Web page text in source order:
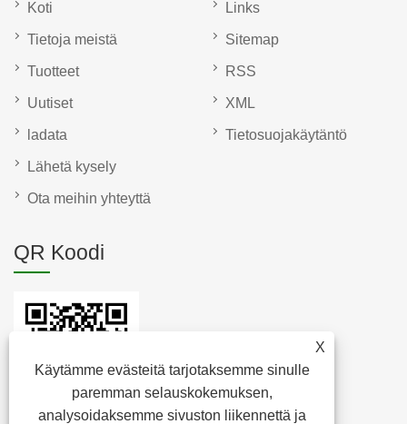
X
Käytämme evästeitä tarjotaksemme sinulle
paremman selauskokemuksen,
analysoidaksemme sivuston liikennettä ja
Koti
Tietoja meistä
Tuotteet
Uutiset
ladata
Lähetä kysely
Ota meihin yhteyttä
Links
Sitemap
RSS
XML
Tietosuojakäytäntö
QR Koodi